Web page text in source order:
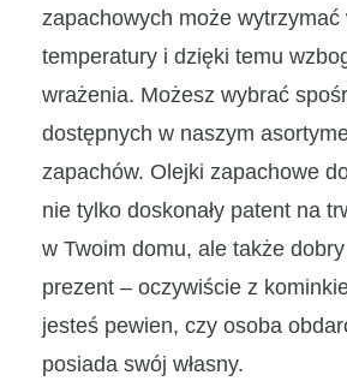
zapachowych może wytrzymać
temperatury i dzięki temu
wrażenia. Możesz wybrać
dostępnych w naszym
zapachów. Olejki zapachowe
nie tylko doskonały patent na
w Twoim domu, ale także dobry
prezent – oczywiście z
jesteś pewien, czy osoba
posiada swój własny.